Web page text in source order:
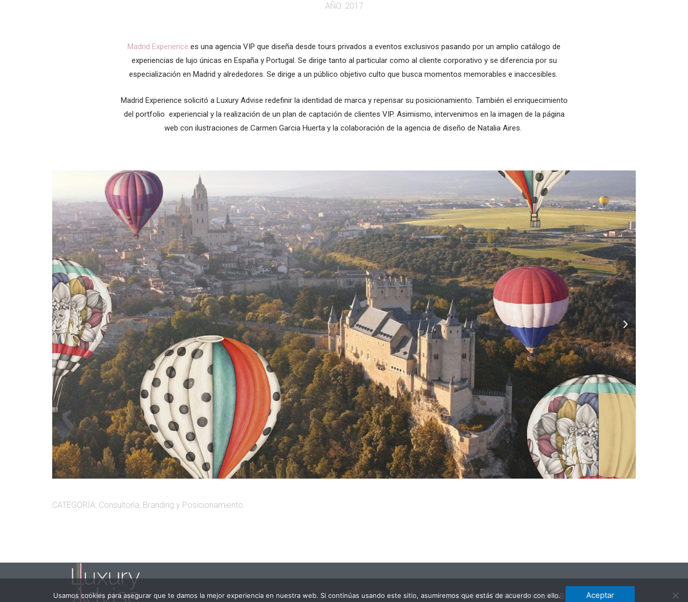
AÑO: 2017
Madrid Experience es una agencia VIP que diseña desde tours privados a eventos exclusivos pasando por un amplio catálogo de
experiencias de lujo únicas en España y Portugal. Se dirige tanto al particular como al cliente corporativo y se diferencia por su
especialización en Madrid y alrededores. Se dirige a un público objetivo culto que busca momentos memorables e inaccesibles.
Madrid Experience solicitó a Luxury Advise redefinir la identidad de marca y repensar su posicionamiento. También el enriquecimiento
del portfolio experiencial y la realización de un plan de captación de clientes VIP. Asimismo, intervenimos en la imagen de la página
web con ilustraciones de Carmen Garcia Huerta y la colaboración de la agencia de diseño de Natalia Aires.
CATEGORÍA: Consultoría, Branding y Posicionamiento.
LINKEDIN TWITTER YOUTUBE INSTAGRAM
Usamos cookies para asegurar que te damos la mejor experiencia en nuestra web. Si continúas usando este sitio, asumiremos que estás de acuerdo con ello. Aceptar